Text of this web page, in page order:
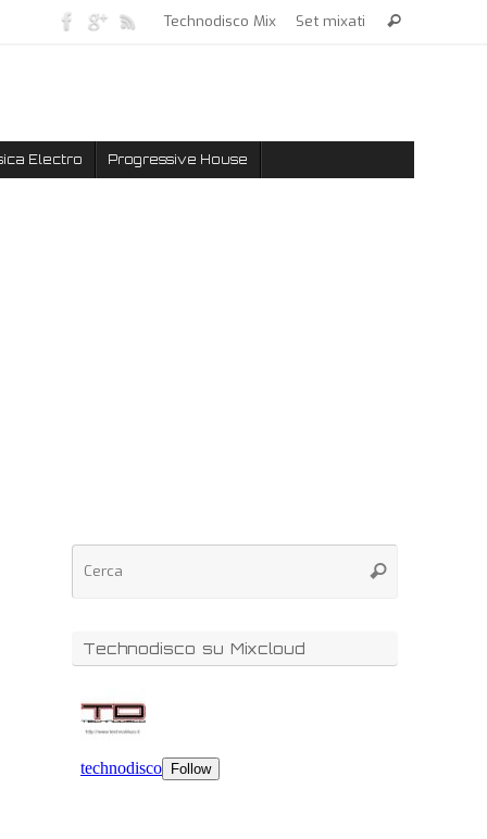
Technodisco Mix Set mixati
Electro Progressive House
Technodisco su Mixcloud